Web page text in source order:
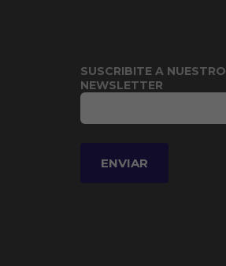
SUSCRIBITE A NUESTRO
NEWSLETTER